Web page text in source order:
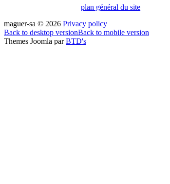
plan général du site
maguer-sa © 2026 Privacy policy
Back to desktop versionBack to mobile version
Themes Joomla parBTD's